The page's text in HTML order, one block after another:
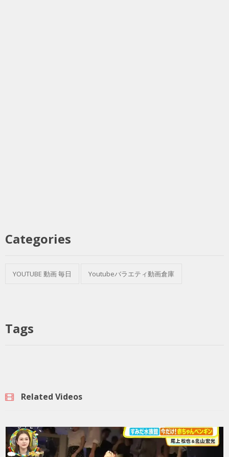
Categories
YOUTUBE 動画 毎日 Youtubeバラエティ動画倉庫
Tags
Related Videos